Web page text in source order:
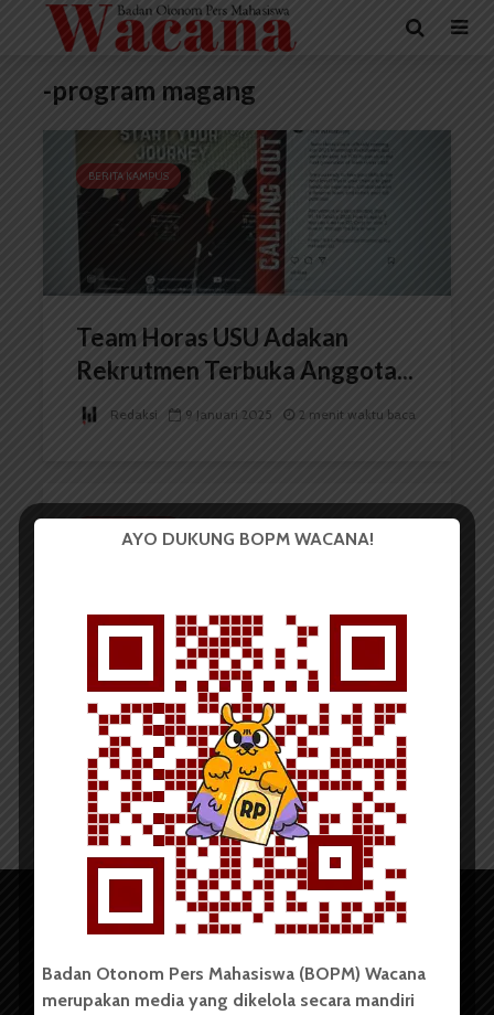
-program magang
BERITA KAMPUS
Team Horas USU Adakan
Rekrutmen Terbuka Anggota...
Redaksi 9 Januari 2025 2 menit waktu baca
Mahasiswa USU Antusias
Redaksi 9 Agustus 2021 2 menit waktu baca
AYO DUKUNG BOPM WACANA!
Badan Otonom Pers Mahasiswa (BOPM) Wacana
merupakan media yang dikelola secara mandiri